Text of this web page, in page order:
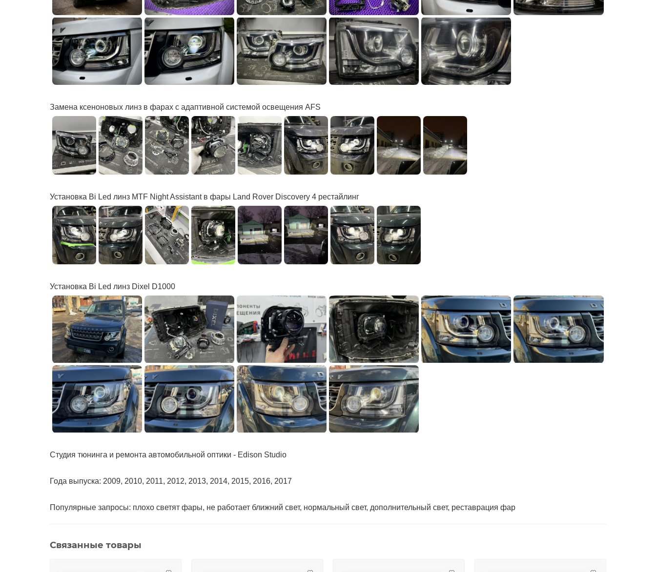
Замена ксеноновых линз в фарах с адаптивной системой освещения AFS
Установка Bi Led линз MTF Night Assistant в фары Land Rover Discovery 4 рестайлинг
Установка Bi Led линз Dixel D1000
Студия тюнинга и ремонта автомобильной оптики - Edison Studio
Года выпуска: 2009, 2010, 2011, 2012, 2013, 2014, 2015, 2016, 2017
Популярные запросы: плохо светят фары, не работает ближний свет, нормальный свет, дополнительный свет, реставрация фар
Связанные товары